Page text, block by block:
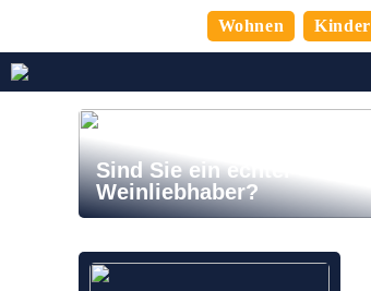
Wohnen Kinder
Sind Sie ein echter
Weinliebhaber?